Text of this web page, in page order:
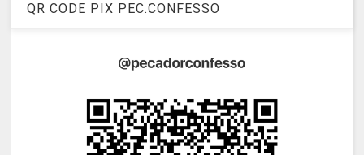
QR CODE PIX PEC.CONFESSO